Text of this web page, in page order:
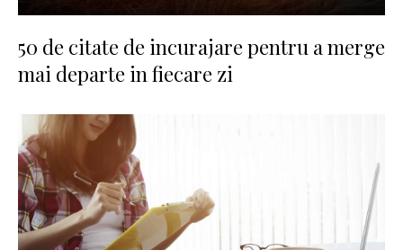
50 de citate de incurajare pentru a merge
mai departe in fiecare zi